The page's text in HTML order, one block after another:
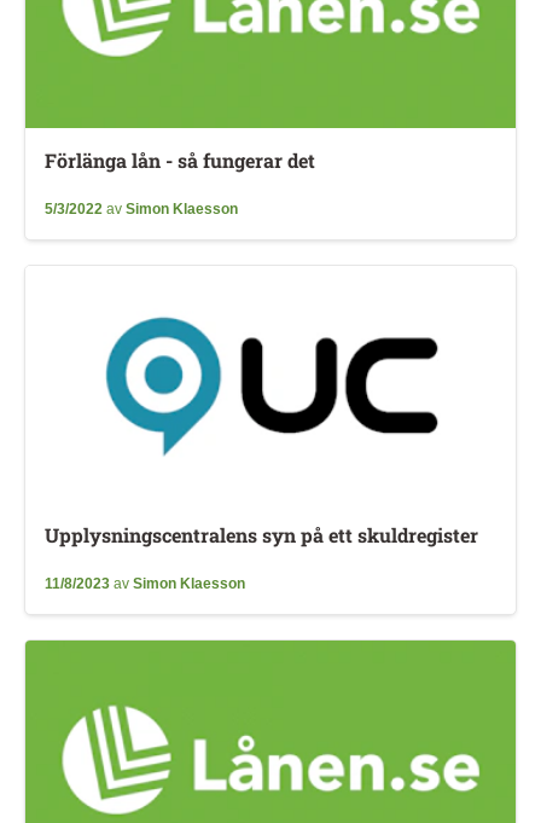
Förlänga lån - så fungerar det
5/3/2022 av Simon Klaesson
Upplysningscentralens syn på ett skuldregister
11/8/2023 av Simon Klaesson